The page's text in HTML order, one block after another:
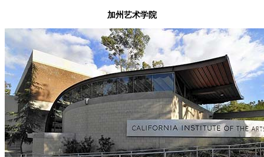
加州艺术学院